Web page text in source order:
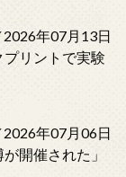
2026年07月13日
プリントで実験
2026年07月06日
開催された」